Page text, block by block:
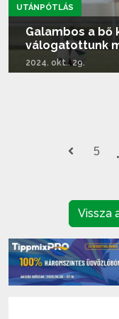
UTÁNPÓTLÁS
Galambos a bő
válogatottunk
2024. okt.. 29.
5
Vissza